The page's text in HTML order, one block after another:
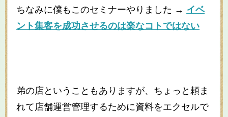
ちなみに僕もこのセミナーやりました → イベ
ント集客を成功させるのは楽なコトではない
弟の店ということもありますが、ちょっと頼ま
れて店舗運営管理するために資料をエクセルで